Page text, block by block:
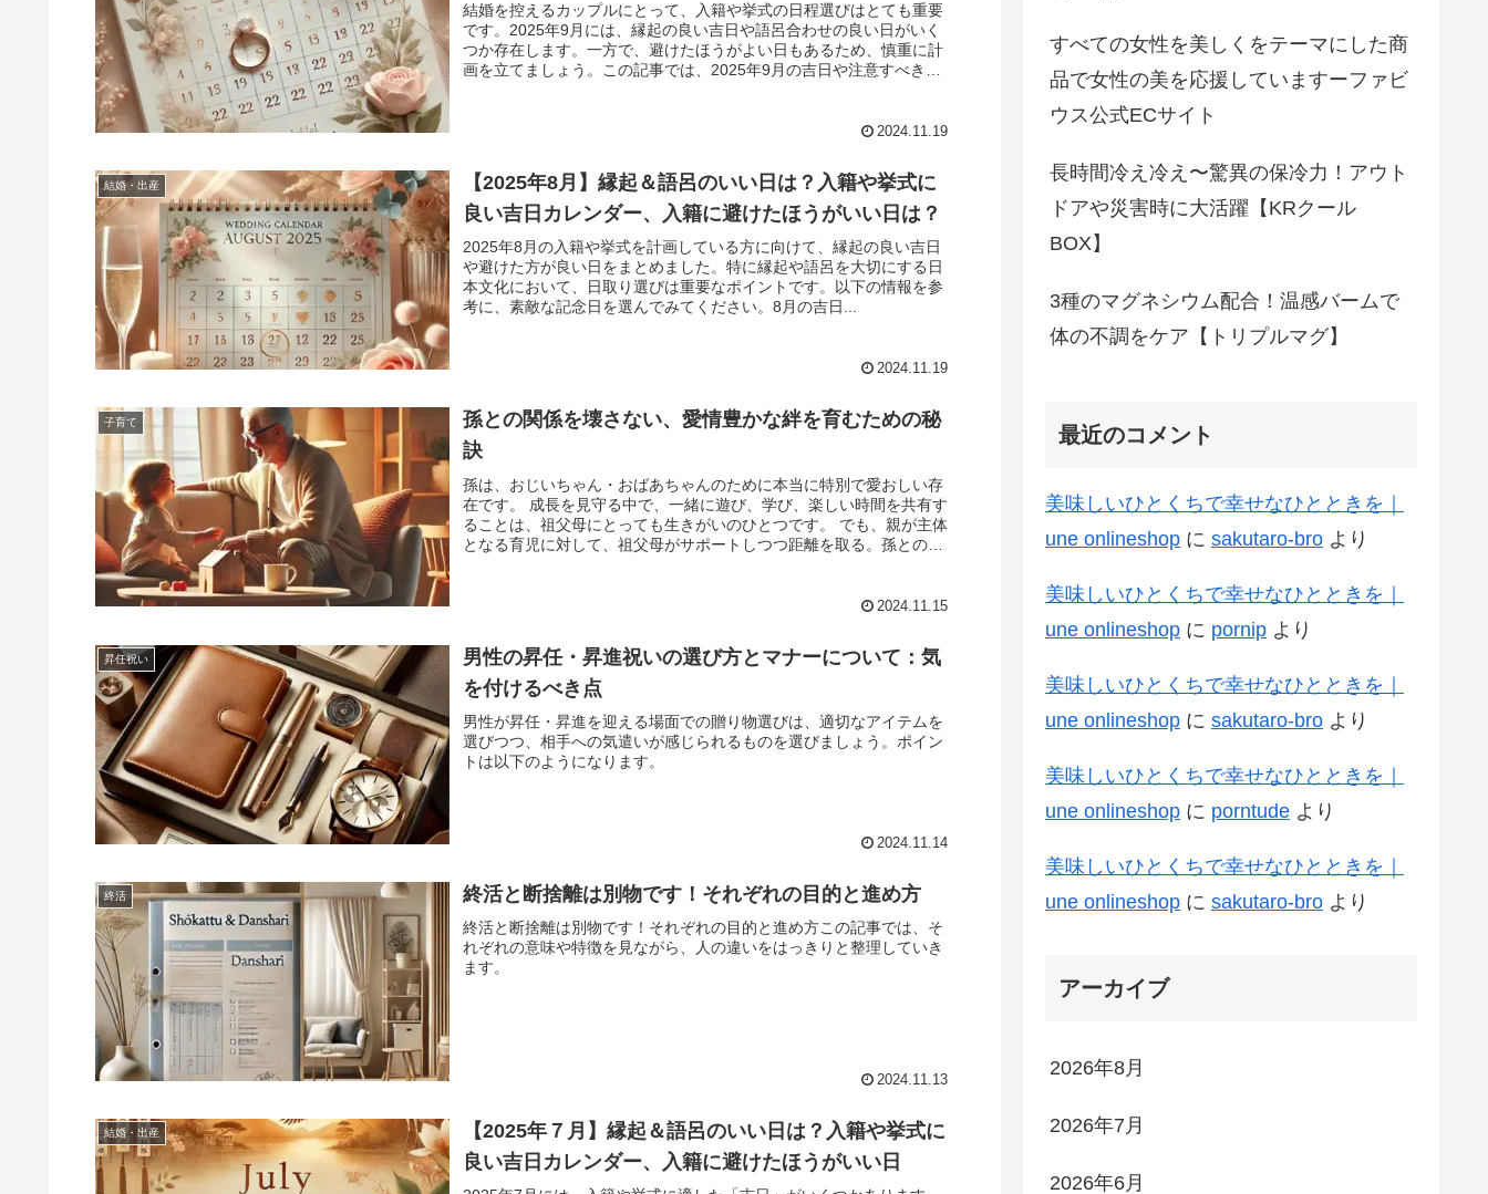
結婚を控えるカップルにとって、入籍や挙式の日程選びはとても重要
です。2025年9月には、縁起の良い吉日や語呂合わせの良い日がいく
つか存在します。一方で、避けたほうがよい日もあるため、慎重に計
画を立てましょう。この記事では、2025年9月の吉日や注意すべきポ
2024.11.19
結婚・出産
【2025年8月】縁起＆語呂のいい日は？入籍や挙式に
良い吉日カレンダー、入籍に避けたほうがいい日は？
2025年8月の入籍や挙式を計画している方に向けて、縁起の良い吉日
や避けた方が良い日をまとめました。特に縁起や語呂を大切にする日
本文化において、日取り選びは重要なポイントです。以下の情報を参
考に、素敵な記念日を選んでみてください。8月の吉日...
2024.11.19
子育て
孫との関係を壊さない、愛情豊かな絆を育むための秘
訣
孫は、おじいちゃん・おばあちゃんのために本当に特別で愛おしい存
在です。 成長を見守る中で、一緒に遊び、学び、楽しい時間を共有す
ることは、祖父母にとっても生きがいのひとつです。 でも、親が主体
となる育児に対して、祖父母がサポートしつつ距離を取る。孫との関
2024.11.15
昇任祝い
男性の昇任・昇進祝いの選び方とマナーについて：気
を付けるべき点
男性が昇任・昇進を迎える場面での贈り物選びは、適切なアイテムを
選びつつ、相手への気遣いが感じられるものを選びましょう。ポイン
トは以下のようになります。
2024.11.14
終活 終活と断捨離は別物です！それぞれの目的と進め方
終活と断捨離は別物です！それぞれの目的と進め方この記事では、そ
れぞれの意味や特徴を見ながら、人の違いをはっきりと整理していき
ます。
2024.11.13
結婚・出産
【2025年７月】縁起＆語呂のいい日は？入籍や挙式に
良い吉日カレンダー、入籍に避けたほうがいい日
すべての女性を美しくをテーマにした商
品で女性の美を応援していますーファビ
ウス公式ECサイト
長時間冷え冷え〜驚異の保冷力！アウト
ドアや災害時に大活躍【KRクール
BOX】
3種のマグネシウム配合！温感バームで
体の不調をケア【トリプルマグ】
最近のコメント
美味しいひとくちで幸せなひとときを｜
une onlineshop に sakutaro-bro より
美味しいひとくちで幸せなひとときを｜
une onlineshop に pornip より
美味しいひとくちで幸せなひとときを｜
une onlineshop に sakutaro-bro より
美味しいひとくちで幸せなひとときを｜
une onlineshop に porntude より
美味しいひとくちで幸せなひとときを｜
une onlineshop に sakutaro-bro より
アーカイブ
2026年8月
2026年7月
2026年6月